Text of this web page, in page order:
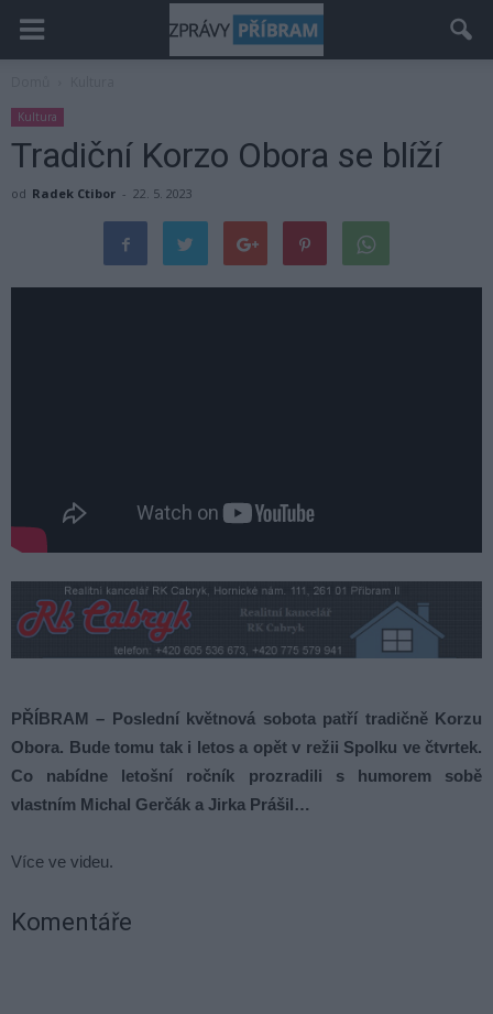
Kultura
Tradiční Korzo Obora se blíží
od Radek Ctibor - 22. 5. 2023
PŘÍBRAM – Poslední květnová sobota patří tradičně Korzu
Obora. Bude tomu tak i letos a opět v režii Spolku ve čtvrtek.
Co nabídne letošní ročník prozradili s humorem sobě
vlastním Michal Gerčák a Jirka Prášil…
Více ve videu.
Komentáře